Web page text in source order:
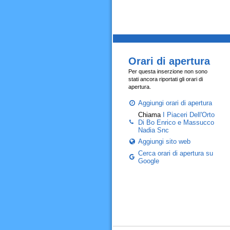
Orari di apertura
Per questa inserzione non sono
stati ancora riportati gli orari di
apertura.
Aggiungi orari di apertura
Chiama
I Piaceri Dell'Orto
Di Bo Enrico e Massucco
Nadia Snc
Aggiungi sito web
Cerca orari di apertura su
Google